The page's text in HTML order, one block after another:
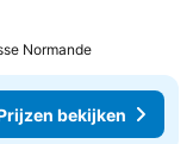
Normande
bekijken